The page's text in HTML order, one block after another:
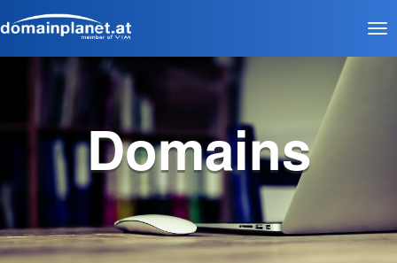
Domains